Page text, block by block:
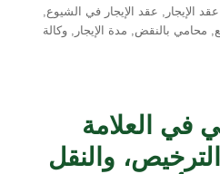
عقد الإيجار , عقد الإيجار في الشيوع,
, محامي بالنقض, مدة الإيجار ,وكالة
متى
يسري
عقد
في العلامة
الترخيص، والنقل